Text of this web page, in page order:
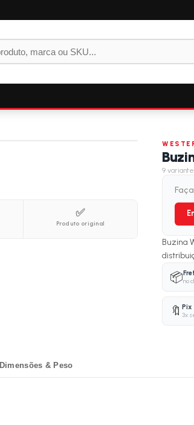
✅
Produto original
9
Buzina
📦no
🔖 Pix
3x
Dimensões & Peso